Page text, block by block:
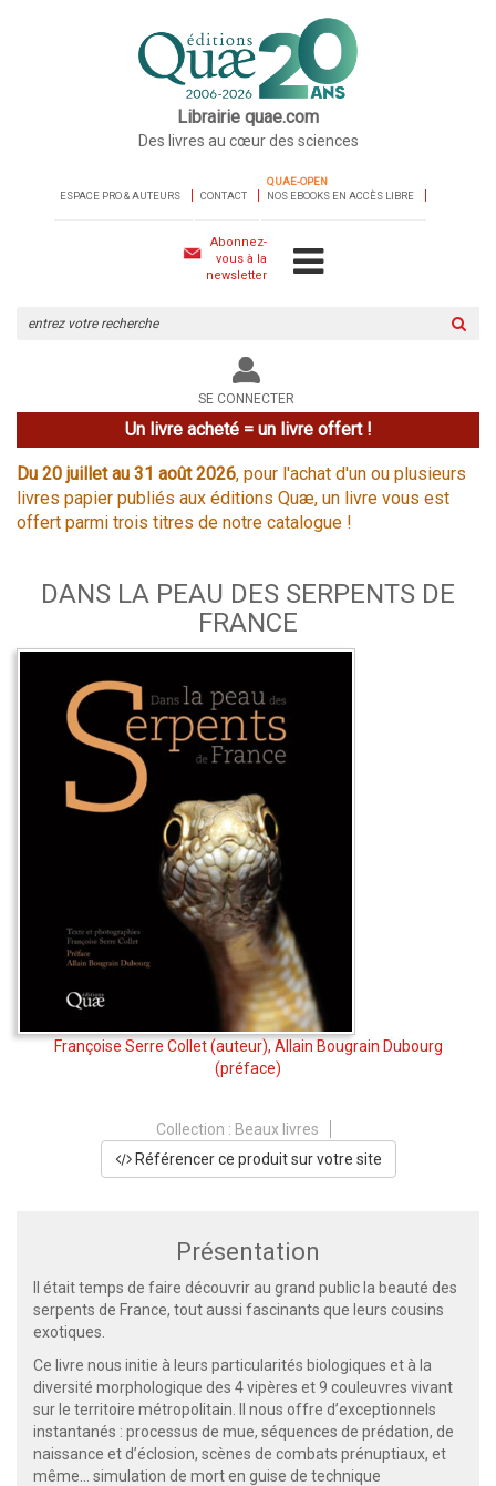
Librairie quae.com
Des livres au cœur des sciences
ESPACE PRO & AUTEURS CONTACT
QUAE-OPEN
NOS EBOOKS EN ACCÈS LIBRE
Abonnez-
vous à la
newsletter
le
site
SE CONNECTER
Un livre acheté = un livre offert !
Du 20 juillet au 31 août 2026, pour l'achat d'un ou plusieurs
livres papier publiés aux éditions Quæ, un livre vous est
offert parmi trois titres de notre catalogue !
DANS LA PEAU DES SERPENTS DE
FRANCE
Françoise Serre Collet(auteur), Allain Bougrain Dubourg
(préface)
Collection : Beaux livres
Référencer ce produit sur votre site
Présentation
Il était temps de faire découvrir au grand public la beauté des
serpents de France, tout aussi fascinants que leurs cousins
exotiques.
Ce livre nous initie à leurs particularités biologiques et à la
diversité morphologique des 4 vipères et 9 couleuvres vivant
sur le territoire métropolitain. Il nous offre d’exceptionnels
instantanés : processus de mue, séquences de prédation, de
naissance et d’éclosion, scènes de combats prénuptiaux, et
même... simulation de mort en guise de technique